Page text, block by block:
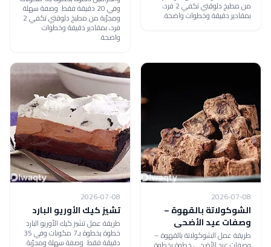
من مطبخ دلوقتي تكفي 2 فرد،
بمقادير دقيقة وخطوات واضحة.
وفي 20 دقيقة فقط. وصفة سهلة
ومجرّبة من مطبخ دلوقتي تكفي 2
فرد، بمقادير دقيقة وخطوات
واضحة.
2026-07-08
الشوكولاتة بالقهوة –
وصفات عيد الأضحى
طريقة عمل الشوكولاتة بالقهوة –
2026-07-08
تشيز كيك الأوريو البارد
طريقة عمل تشيز كيك الأوريو البارد
خطوة بخطوة بـ7 مكونات وفي 35
دقيقة فقط. وصفة سهلة ومجرّبة